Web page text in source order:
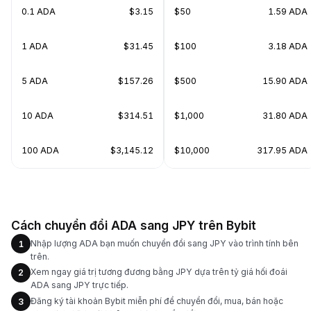
0.1 ADA $3.15
1 ADA $31.45
5 ADA $157.26
10 ADA $314.51
100 ADA $3,145.12
$50 1.59 ADA
$100 3.18 ADA
$500 15.90 ADA
$1,000 31.80 ADA
$10,000 317.95 ADA
Cách chuyển đổi ADA sang JPY trên Bybit
1
Nhập lượng ADA bạn muốn chuyển đổi sang JPY vào trình tính bên
trên.
2
Xem ngay giá trị tương đương bằng JPY dựa trên tỷ giá hối đoái
ADA sang JPY trực tiếp.
3
Đăng ký tài khoản Bybit miễn phí để chuyển đổi, mua, bán hoặc